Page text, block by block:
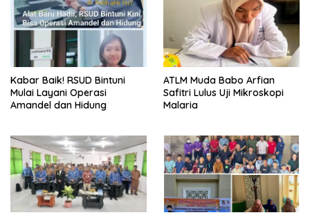
Kabar Baik! RSUD Bintuni
Mulai Layani Operasi
Amandel dan Hidung
ATLM Muda Babo Arfian
Safitri Lulus Uji Mikroskopi
Malaria